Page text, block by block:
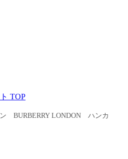
TOP
ン BURBERRY LONDON ハンカ